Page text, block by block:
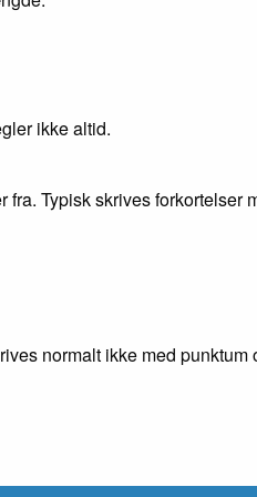
ikke altid.
Typisk skrives forkortelser
normalt ikke med punktum